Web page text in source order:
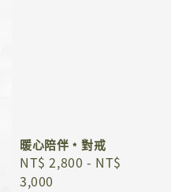
暖心陪伴﹡對戒
Regular
price
NT$ 2,800 - NT$
3,000